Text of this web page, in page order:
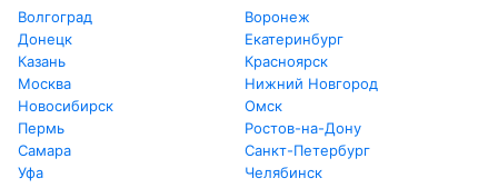
Волгоград
Воронеж
Донецк
Екатеринбург
Казань
Красноярск
Москва
Нижний Новгород
Новосибирск
Омск
Пермь
Ростов-на-Дону
Самара
Санкт-Петербург
Уфа
Челябинск